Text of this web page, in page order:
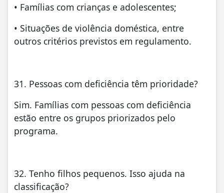
• Famílias com crianças e adolescentes;
• Situações de violência doméstica, entre
outros critérios previstos em regulamento.
31. Pessoas com deficiência têm prioridade?
Sim. Famílias com pessoas com deficiência
estão entre os grupos priorizados pelo
programa.
32. Tenho filhos pequenos. Isso ajuda na
classificação?